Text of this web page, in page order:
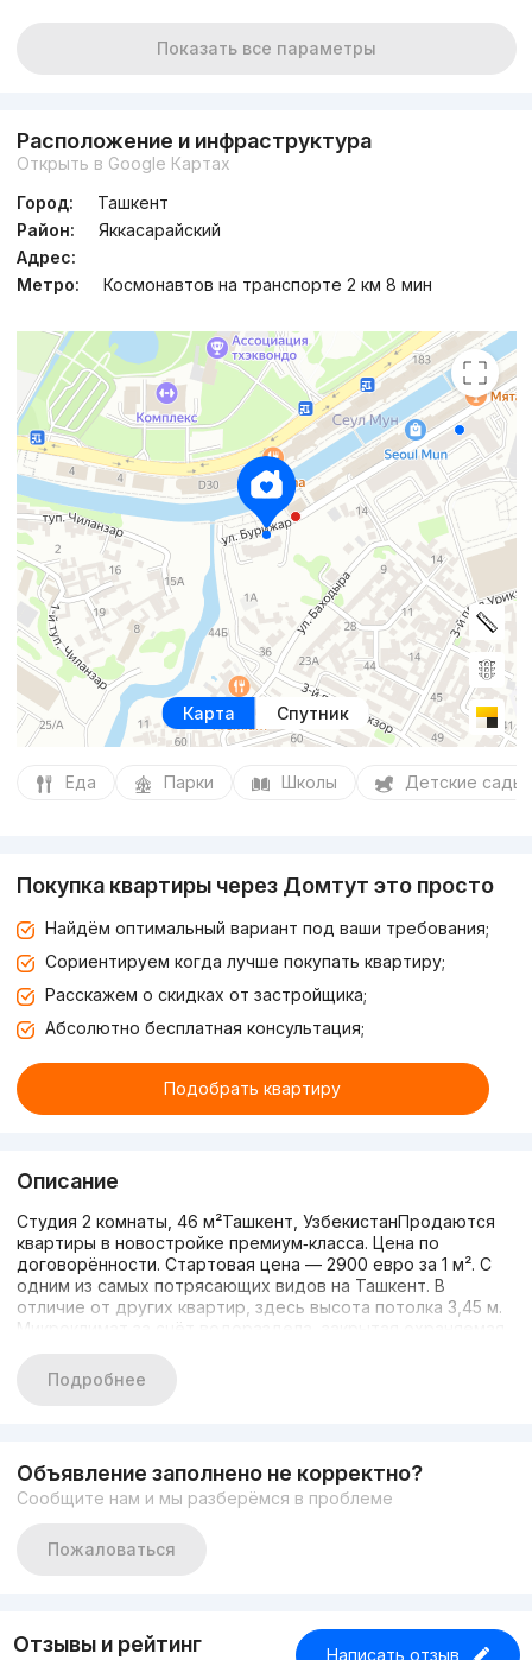
Показать все параметры
Расположение и инфраструктура
Открыть в Google Картах
Город:
Ташкент
Район:
Яккасарайский
Адрес:
Метро:
Космонавтов на транспорте 2 км 8 мин
Карта Спутник
Еда Парки Школы Детские сады
Покупка квартиры через Домтут это просто
Найдём оптимальный вариант под ваши требования;
Сориентируем когда лучше покупать квартиру;
Расскажем о скидках от застройщика;
Абсолютно бесплатная консультация;
Подобрать квартиру
Описание
Студия 2 комнаты, 46 м²Ташкент, УзбекистанПродаются
квартиры в новостройке премиум‑класса. Цена по
договорённости. Стартовая цена — 2900 евро за 1 м². С
одним из самых потрясающих видов на Ташкент. В
отличие от других квартир, здесь высота потолка 3,45 м.
Микроклимат за счёт водораздела, закрытая охраняемая
Подробнее
Объявление заполнено не корректно?
Сообщите нам и мы разберёмся в проблеме
Пожаловаться
Отзывы и рейтинг Написать отзыв